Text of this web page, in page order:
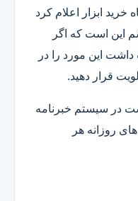
ابزار اعلام کرد
این است که اگر
این مورد را در
قرار دهید.
در سیستم خبرنامه
روزانه هر